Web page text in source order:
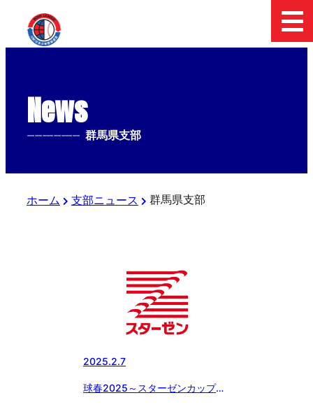
News
-------------- 群馬県支部
ホーム 支部ニュース 群馬県支部
2025.2.7
球春2025～スターゼンカップ春